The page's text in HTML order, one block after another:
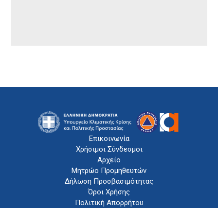
Επικοινωνία
Χρήσιμοι Σύνδεσμοι
Αρχείο
Μητρώο Προμηθευτών
Δήλωση Προσβασιμότητας
Όροι Χρήσης
Πολιτική Απορρήτου